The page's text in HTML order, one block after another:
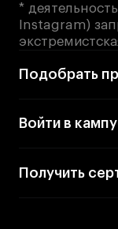
*
Instagram)
Подобрать
Войти в
Получить